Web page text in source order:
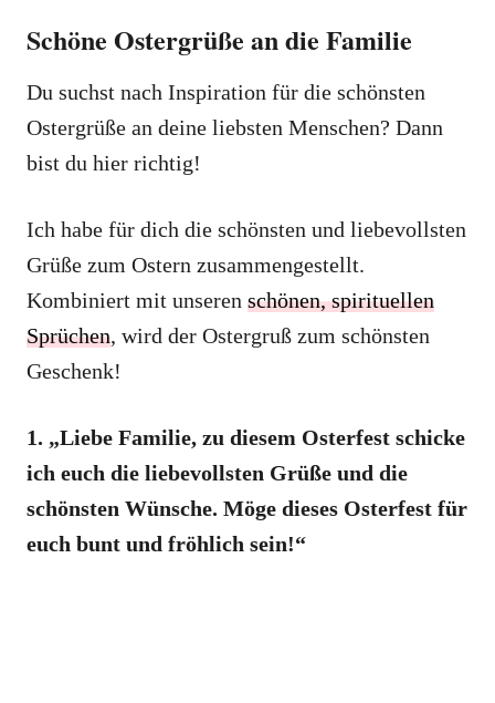
Schöne Ostergrüße an die Familie
Du suchst nach Inspiration für die schönsten
Ostergrüße an deine liebsten Menschen? Dann
bist du hier richtig!
Ich habe für dich die schönsten und liebevollsten
Grüße zum Ostern zusammengestellt.
Kombiniert mit unseren schönen, spirituellen
Sprüchen, wird der Ostergruß zum schönsten
Geschenk!
1. „Liebe Familie, zu diesem Osterfest schicke
ich euch die liebevollsten Grüße und die
schönsten Wünsche. Möge dieses Osterfest für
euch bunt und fröhlich sein!“